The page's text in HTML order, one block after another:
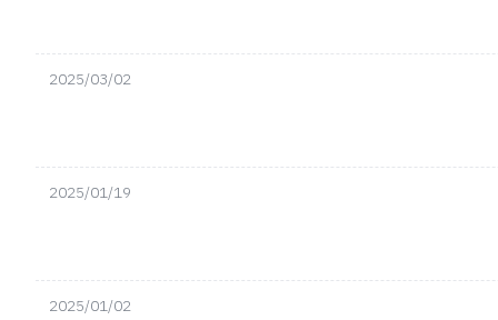
2025/03/02
2025/01/19
2025/01/02